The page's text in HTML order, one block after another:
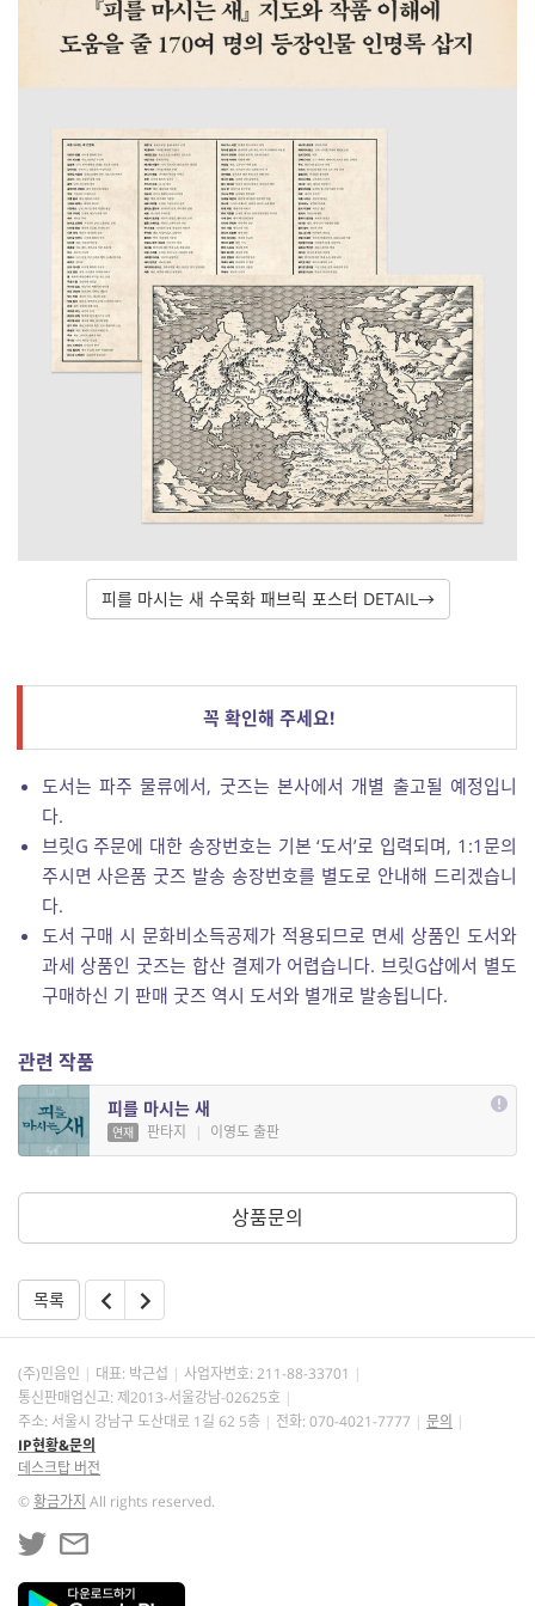
피를 마시는 새 수묵화 패브릭 포스터 DETAIL→
꼭 확인해 주세요!
도서는 파주 물류에서, 굿즈는 본사에서 개별 출고될 예정입니
다.
브릿G 주문에 대한 송장번호는 기본 ‘도서’로 입력되며, 1:1문의
주시면 사은품 굿즈 발송 송장번호를 별도로 안내해 드리겠습니
다.
도서 구매 시 문화비소득공제가 적용되므로 면세 상품인 도서와
과세 상품인 굿즈는 합산 결제가 어렵습니다. 브릿G샵에서 별도
구매하신 기 판매 굿즈 역시 도서와 별개로 발송됩니다.
관련 작품
피를 마시는 새
연재 판타지 | 이영도 출판
상품문의
목록
(주)민음인 대표: 박근섭 사업자번호: 211-88-33701
통신판매업신고: 제2013-서울강남-02625호
주소: 서울시 강남구 도산대로 1길 62 5층
전화: 070-4021-7777
문의
IP현황&문의
데스크탑 버전
©황금가지 All rights reserved.